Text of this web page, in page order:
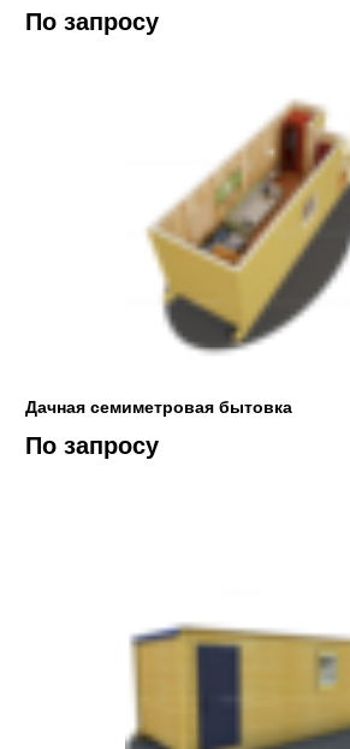
По запросу
Дачная семиметровая бытовка
По запросу